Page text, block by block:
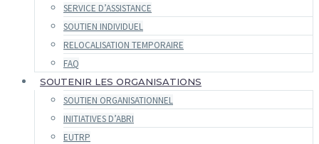
SERVICE D’ASSISTANCE
SOUTIEN INDIVIDUEL
RELOCALISATION TEMPORAIRE
FAQ
SOUTENIR LES ORGANISATIONS
SOUTIEN ORGANISATIONNEL
INITIATIVES D’ABRI
EUTRP